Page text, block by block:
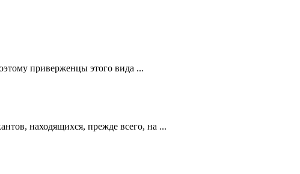
приверженцы этого вида ...
находящихся, прежде всего, на ...